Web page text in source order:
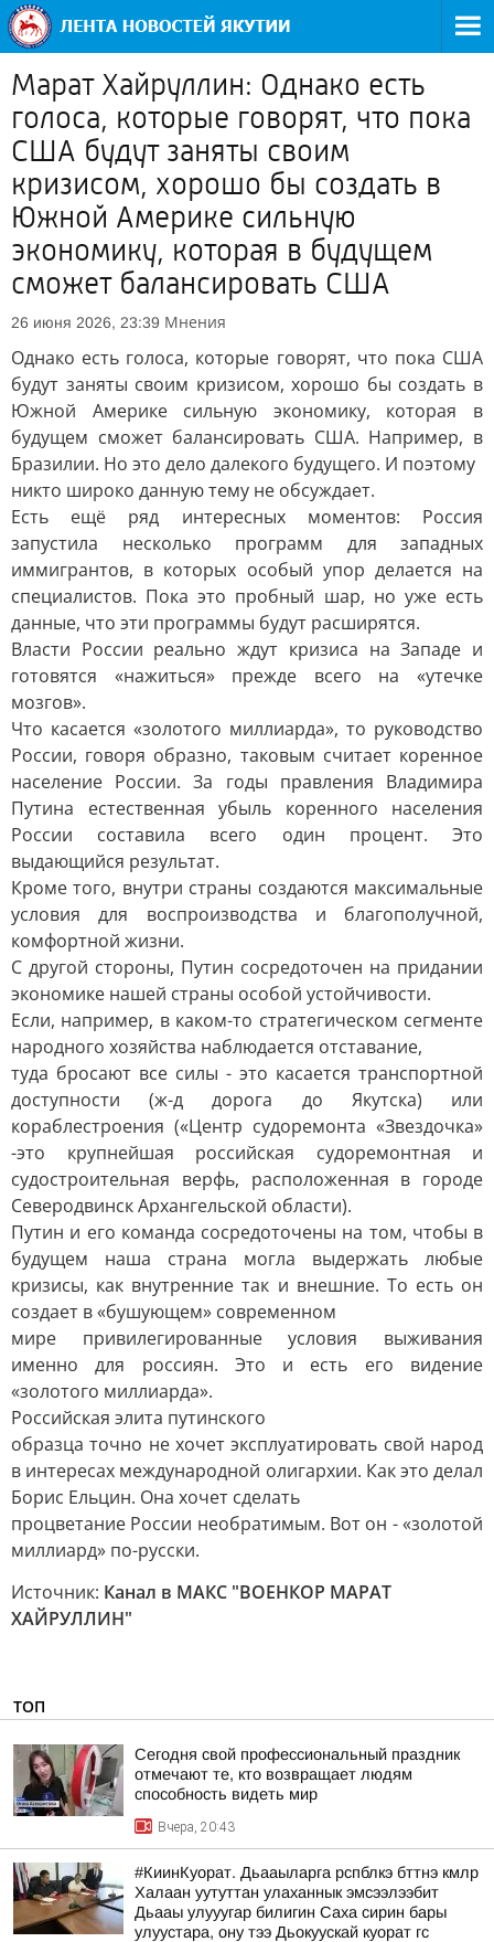
Марат Хайруллин: Однако есть
голоса, которые говорят, что пока
США будут заняты своим
кризисом, хорошо бы создать в
Южной Америке сильную
экономику, которая в будущем
сможет балансировать США
26 июня 2026, 23:39 Мнения
Однако есть голоса, которые говорят, что пока США
будут заняты своим кризисом, хорошо бы создать в
Южной Америке сильную экономику, которая в
будущем сможет балансировать США. Например, в
Бразилии. Но это дело далекого будущего. И поэтому
никто широко данную тему не обсуждает.
Есть ещё ряд интересных моментов: Россия
запустила несколько программ для западных
иммигрантов, в которых особый упор делается на
специалистов. Пока это пробный шар, но уже есть
данные, что эти программы будут расширятся.
Власти России реально ждут кризиса на Западе и
готовятся «нажиться» прежде всего на «утечке
мозгов».
Что касается «золотого миллиарда», то руководство
России, говоря образно, таковым считает коренное
население России. За годы правления Владимира
Путина естественная убыль коренного населения
России составила всего один процент. Это
выдающийся результат.
Кроме того, внутри страны создаются максимальные
условия для воспроизводства и благополучной,
комфортной жизни.
С другой стороны, Путин сосредоточен на придании
экономике нашей страны особой устойчивости.
Если, например, в каком-то стратегическом сегменте
народного хозяйства наблюдается отставание,
туда бросают все силы - это касается транспортной
доступности (ж-д дорога до Якутска) или
кораблестроения («Центр судоремонта «Звездочка»
-это крупнейшая российская судоремонтная и
судостроительная верфь, расположенная в городе
Северодвинск Архангельской области).
Путин и его команда сосредоточены на том, чтобы в
будущем наша страна могла выдержать любые
кризисы, как внутренние так и внешние. То есть он
создает в «бушующем» современном
мире привилегированные условия выживания
именно для россиян. Это и есть его видение
«золотого миллиарда».
Российская элита путинского
образца точно не хочет эксплуатировать свой народ
в интересах международной олигархии. Как это делал
Борис Ельцин. Она хочет сделать
процветание России необратимым. Вот он - «золотой
миллиард» по-русски.
Источник: Канал в МАКС "ВОЕНКОР МАРАТ
ХАЙРУЛЛИН"
ТОП
Сегодня свой профессиональный праздник
отмечают те, кто возвращает людям
способность видеть мир
Вчера, 20:43
#КиинКуорат. Дьааыларга рспблкэ бттнэ кмлр
Халаан уутуттан улаханнык эмсээлээбит
Дьааы улууугар билигин Саха сирин бары
улуустара, ону тээ Дьокуускай куорат гс